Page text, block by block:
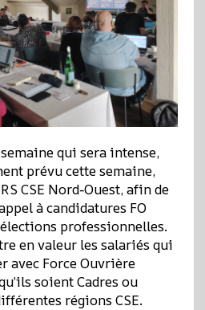
qui sera intense,
prévu cette semaine,
CSE Nord‑Ouest, afin de
à candidatures FO
professionnelles.
en valeur les salariés qui
avec Force Ouvrière
soient Cadres ou
régions CSE.